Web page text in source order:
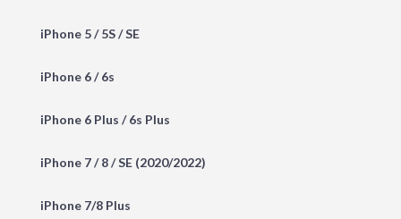
iPhone 5 / 5S / SE
iPhone 6 / 6s
iPhone 6 Plus / 6s Plus
iPhone 7 / 8 / SE (2020/2022)
iPhone 7/8 Plus